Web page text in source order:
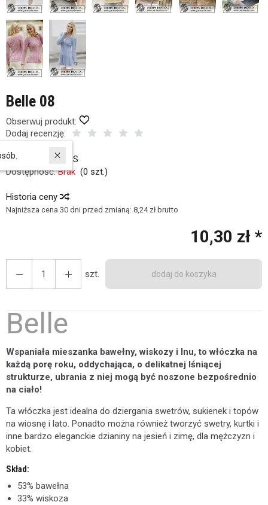
Belle 08
Obserwuj produkt:
Dodaj recenzję:
Producent:
DROPS
Dostępność: Brak (0 szt.)
Historia ceny
Najniższa cena 30 dni przed zmianą: 8,24 zł brutto
10,30 zł *
szt. dodaj do koszyka
Belle
Wspaniała mieszanka bawełny, wiskozy i lnu, to włóczka na
każdą porę roku, oddychająca, o delikatnej lśniącej
strukturze, ubrania z niej mogą być noszone bezpośrednio
na ciało!
Ta włóczka jest idealna do dziergania swetrów, sukienek i topów
na wiosnę i lato. Ponadto można również tworzyć swetry, kurtki i
inne bardzo eleganckie dzianiny na jesień i zimę, dla mężczyzn i
kobiet.
Skład:
53% bawełna
33% wiskoza
W ostatnich 30 dniach produktem interesuje się